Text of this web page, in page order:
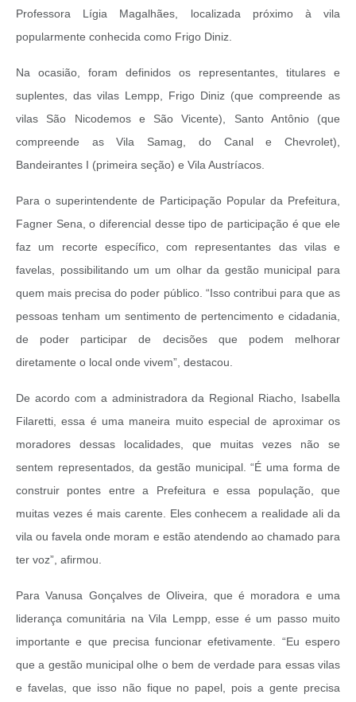
Professora Lígia Magalhães, localizada próximo à vila
popularmente conhecida como Frigo Diniz.
Na ocasião, foram definidos os representantes, titulares e
suplentes, das vilas Lempp, Frigo Diniz (que compreende as
vilas São Nicodemos e São Vicente), Santo Antônio (que
compreende as Vila Samag, do Canal e Chevrolet),
Bandeirantes I (primeira seção) e Vila Austríacos.
Para o superintendente de Participação Popular da Prefeitura,
Fagner Sena, o diferencial desse tipo de participação é que ele
faz um recorte específico, com representantes das vilas e
favelas, possibilitando um um olhar da gestão municipal para
quem mais precisa do poder público. “Isso contribui para que as
pessoas tenham um sentimento de pertencimento e cidadania,
de poder participar de decisões que podem melhorar
diretamente o local onde vivem”, destacou.
De acordo com a administradora da Regional Riacho, Isabella
Filaretti, essa é uma maneira muito especial de aproximar os
moradores dessas localidades, que muitas vezes não se
sentem representados, da gestão municipal. “É uma forma de
construir pontes entre a Prefeitura e essa população, que
muitas vezes é mais carente. Eles conhecem a realidade ali da
vila ou favela onde moram e estão atendendo ao chamado para
ter voz”, afirmou.
Para Vanusa Gonçalves de Oliveira, que é moradora e uma
liderança comunitária na Vila Lempp, esse é um passo muito
importante e que precisa funcionar efetivamente. “Eu espero
que a gestão municipal olhe o bem de verdade para essas vilas
e favelas, que isso não fique no papel, pois a gente precisa